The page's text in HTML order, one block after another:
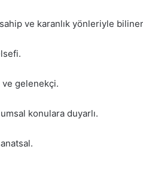
ve karanlık yönleriyle
gelenekçi.
konulara duyarlı.